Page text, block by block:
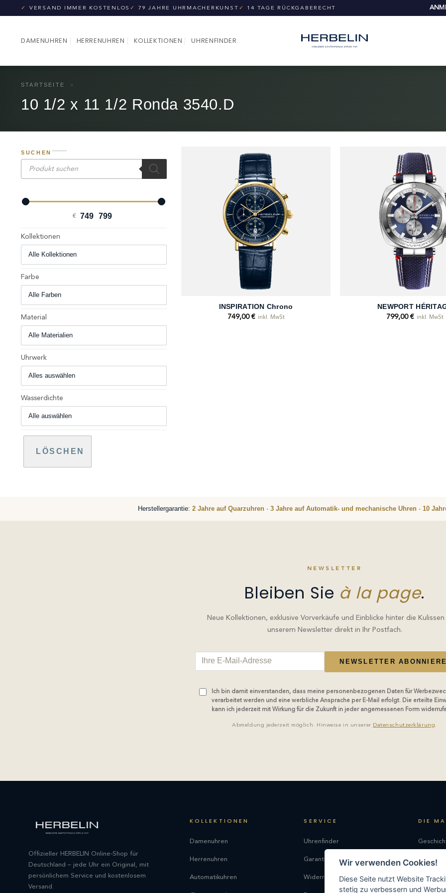
Inhalt
✓ VERSAND IMMER KOSTENLOS ✓ 79 JAHRE UHRMACHERKUNST ✓ 14 TAGE RÜCKGABERECHT
DAMENUHREN HERRENUHREN KOLLEKTIONEN UHRENFINDER
STARTSEITE »
10 1/2 x 11 1/2 Ronda 3540.D
SUCHEN
Products
search
€
Kollektionen
Farbe
Material
Uhrwerk
Wasserdichte
LÖSCHEN
INSPIRATION Chrono
749,00 € inkl. MwSt
NEWPORT
799,00 € inkl. MwSt
Herstellergarantie: 2 Jahre auf Quarzuhren· 3 Jahre auf Automatik- und mechanische Uhren· 10
NEWSLETTER
Bleiben Sie à la page.
Neue Kollektionen, exklusive Vorverkäufe und Einblicke hinter die
unserem Newsletter direkt in Ihr Postfach.
NEWSLETTER
Ich bin damit einverstanden, dass meine personenbezogenen Daten für
verarbeitet werden und eine werbliche Ansprache per E-Mail erfolgt. Die erteilte
kann ich jederzeit mit Wirkung für die Zukunft in jeder angemessenen Form
Abmeldung jederzeit möglich. Hinweise in unserer Datenschutzerklärung.
Offizieller HERBELIN Online-Shop für
Deutschland – jede Uhr ein Original, mit
persönlichem Service und kostenlosem
Versand.
KOLLEKTIONEN
Damenuhren
Herrenuhren
Automatikuhren
SERVICE
Uhrenfinder
Garantie
Widerrufsrecht
DIE
Wir verwenden Cookies!
Diese Seite nutzt Website
stetig zu verbessern und